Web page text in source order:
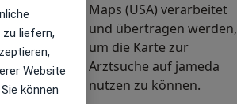
Mo,
10 Aug
Di,
11 Aug
Mi,
12 Aug
Maps (USA) verarbeitet
und übertragen werden,
um die Karte zur
Arztsuche auf jameda
nutzen zu können.
liefern,
Website
können